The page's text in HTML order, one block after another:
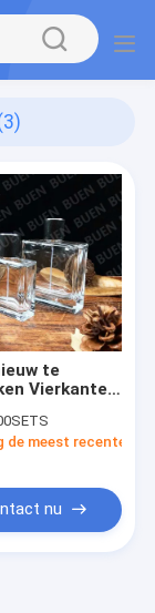
te
Vierkante
Fles van
de
de meest recente
nu